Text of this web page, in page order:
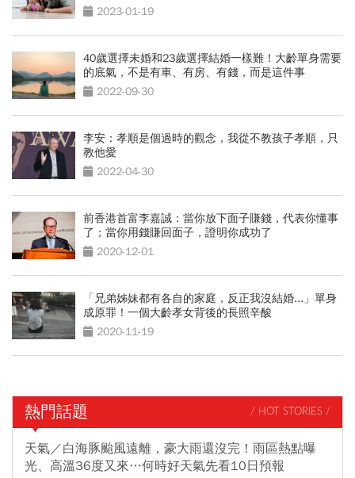
2023-01-19
40歲選擇未婚和23歲選擇結婚一樣難！大齡單身需要
的底氣，不是有車、有房、有錢，而是這件事
2022-09-30
李安：孝順是個過時的觀念，我從不教孩子孝順，只
教他愛
2022-04-30
前香港首富李嘉誠：當你放下面子賺錢，代表你懂事
了；當你用錢賺回面子，證明你成功了
2020-12-01
「兄弟姊妹都有各自的家庭，反正我沒結婚...」單身
成原罪！一個大齡孝女背後的長照辛酸
2020-11-19
熱門話題 / HOT STORIES /
天氣／白海豚颱風遠離，豪大雨還沒完！雨區熱點曝
光、高溫36度又來…何時好天氣先看10日預報